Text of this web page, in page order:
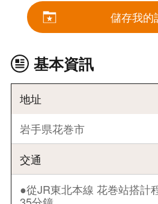
儲存我的
基本資訊
地址
岩手県花巻市
交通
●從JR東北本線 花巻站搭計